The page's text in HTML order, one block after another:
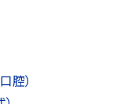
腔）